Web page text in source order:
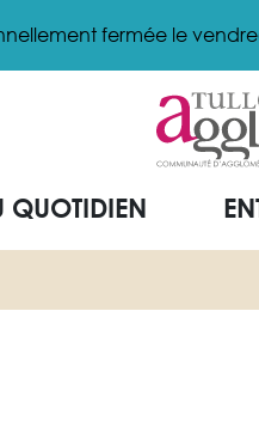
fermée le
QUOTIDIEN